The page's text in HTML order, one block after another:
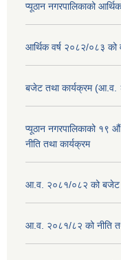
प्यूठान नगरपालिकाको
आर्थिक वर्ष २०८२/०८३ को
बजेट तथा कार्यक्रम
प्यूठान नगरपालिकाको १९
नीति तथा कार्यक्रम
आ.व. २०८१/०८२ को बजेट
आ.व. २०८१/८२ को नीति